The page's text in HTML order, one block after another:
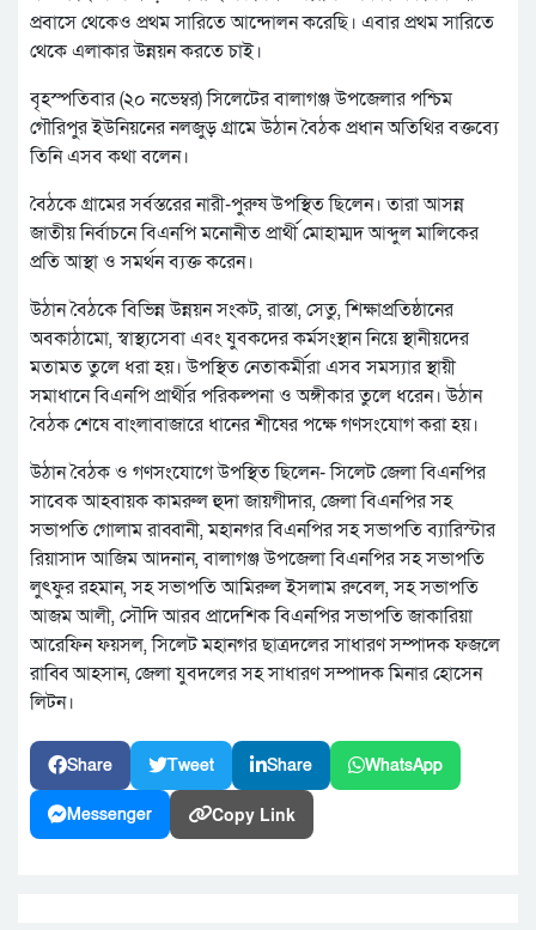
প্রবাসে থেকেও প্রথম সারিতে আন্দোলন করেছি। এবার প্রথম সারিতে
থেকে এলাকার উন্নয়ন করতে চাই।
বৃহস্পতিবার (২০ নভেম্বর) সিলেটের বালাগঞ্জ উপজেলার পশ্চিম
গৌরিপুর ইউনিয়নের নলজুড় গ্রামে উঠান বৈঠক প্রধান অতিথির বক্তব্যে
তিনি এসব কথা বলেন।
বৈঠকে গ্রামের সর্বস্তরের নারী-পুরুষ উপস্থিত ছিলেন। তারা আসন্ন
জাতীয় নির্বাচনে বিএনপি মনোনীত প্রার্থী মোহাম্মদ আব্দুল মালিকের
প্রতি আস্থা ও সমর্থন ব্যক্ত করেন।
উঠান বৈঠকে বিভিন্ন উন্নয়ন সংকট, রাস্তা, সেতু, শিক্ষাপ্রতিষ্ঠানের
অবকাঠামো, স্বাস্থ্যসেবা এবং যুবকদের কর্মসংস্থান নিয়ে স্থানীয়দের
মতামত তুলে ধরা হয়। উপস্থিত নেতাকর্মীরা এসব সমস্যার স্থায়ী
সমাধানে বিএনপি প্রার্থীর পরিকল্পনা ও অঙ্গীকার তুলে ধরেন। উঠান
বৈঠক শেষে বাংলাবাজারে ধানের শীষের পক্ষে গণসংযোগ করা হয়।
উঠান বৈঠক ও গণসংযোগে উপস্থিত ছিলেন- সিলেট জেলা বিএনপির
সাবেক আহবায়ক কামরুল হুদা জায়গীদার, জেলা বিএনপির সহ
সভাপতি গোলাম রাব্বানী, মহানগর বিএনপির সহ সভাপতি ব্যারিস্টার
রিয়াসাদ আজিম আদনান, বালাগঞ্জ উপজেলা বিএনপির সহ সভাপতি
লুৎফুর রহমান, সহ সভাপতি আমিরুল ইসলাম রুবেল, সহ সভাপতি
আজম আলী, সৌদি আরব প্রাদেশিক বিএনপির সভাপতি জাকারিয়া
আরেফিন ফয়সল, সিলেট মহানগর ছাত্রদলের সাধারণ সম্পাদক ফজলে
রাব্বি আহসান, জেলা যুবদলের সহ সাধারণ সম্পাদক মিনার হোসেন
লিটন।
Share Tweet Share WhatsApp
Messenger Copy Link